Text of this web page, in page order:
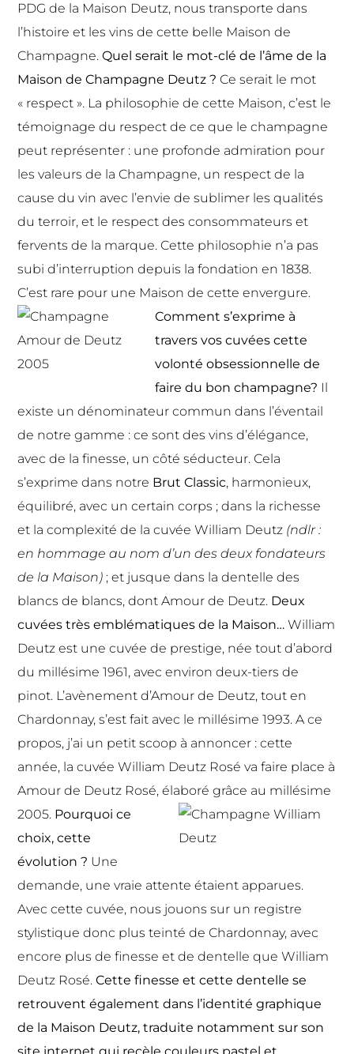
PDG de la Maison Deutz, nous transporte dans
l’histoire et les vins de cette belle Maison de
Champagne.Quel serait le mot-clé de l’âme de la
Maison de Champagne Deutz ? Ce serait le mot
« respect ». La philosophie de cette Maison, c’est le
témoignage du respect de ce que le champagne
peut représenter : une profonde admiration pour
les valeurs de la Champagne, un respect de la
cause du vin avec l’envie de sublimer les qualités
du terroir, et le respect des consommateurs et
fervents de la marque. Cette philosophie n’a pas
subi d’interruption depuis la fondation en 1838.
C’est rare pour une Maison de cette envergure.
Comment s’exprime à
travers vos cuvées cette
volonté obsessionnelle de
faire du bon champagne? Il
existe un dénominateur commun dans l’éventail
de notre gamme : ce sont des vins d’élégance,
avec de la finesse, un côté séducteur. Cela
s’exprime dans notre Brut Classic, harmonieux,
équilibré, avec un certain corps ; dans la richesse
et la complexité de la cuvéeWilliam Deutz (ndlr :
en hommage au nom d’un des deux fondateurs
de la Maison) ; et jusque dans la dentelle des
blancs de blancs, dontAmour de Deutz. Deux
cuvées très emblématiques de la Maison… William
Deutz est une cuvée de prestige, née tout d’abord
du millésime 1961, avec environ deux-tiers de
pinot. L’avènement d’Amour de Deutz, tout en
Chardonnay, s’est fait avec le millésime 1993. A ce
propos, j’ai un petit scoop à annoncer : cette
année, la cuvée William Deutz Rosé va faire place à
Amour de Deutz Rosé, élaboré grâce au millésime
2005. Pourquoi ce
choix, cette
évolution ? Une
demande, une vraie attente étaient apparues.
Avec cette cuvée, nous jouons sur un registre
stylistique donc plus teinté de Chardonnay, avec
encore plus de finesse et de dentelle que William
Deutz Rosé.Cette finesse et cette dentelle se
retrouvent également dans l’identité graphique
de la Maison Deutz, traduite notamment sur son